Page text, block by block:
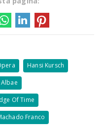
Hansi Kursch
Of Time
Franco